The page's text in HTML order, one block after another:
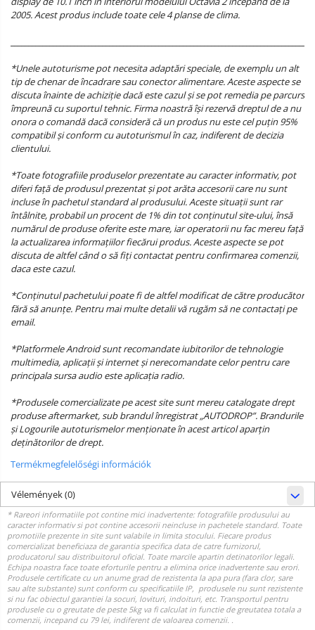
2005. Acest produs include toate cele 4 planse de clima.
*Unele autoturisme pot necesita adaptări speciale, de exemplu un alt
tip de chenar de încadrare sau conector alimentare. Aceste aspecte se
discuta înainte de achiziție dacă este cazul și se pot remedia pe parcurs
împreună cu suportul tehnic. Firma noastră își rezervă dreptul de a nu
onora o comandă dacă consideră că un produs nu este cel puțin 95%
compatibil și conform cu autoturismul în caz, indiferent de decizia
clientului.
*Toate fotografiile produselor prezentate au caracter informativ, pot
diferi față de produsul prezentat și pot arăta accesorii care nu sunt
incluse în pachetul standard al produsului. Aceste situații sunt rar
întâlnite, probabil un procent de 1% din tot conținutul site-ului, însă
numărul de produse oferite este mare, iar operatorii nu fac mereu față
la actualizarea informațiilor fiecărui produs. Aceste aspecte se pot
discuta de altfel când o să fiți contactat pentru confirmarea comenzii,
daca este cazul.
*Conținutul pachetului poate fi de altfel modificat de către producător
fără să anunțe. Pentru mai multe detalii vă rugăm să ne contactați pe
email.
*Platformele Android sunt recomandate iubitorilor de tehnologie
multimedia, aplicații și internet și nerecomandate celor pentru care
principala sursa audio este aplicația radio.
*Produsele comercializate pe acest site sunt mereu catalogate drept
produse aftermarket, sub brandul înregistrat „AUTODROP”. Brandurile
și Logourile autoturismelor menționate în acest articol aparțin
deținătorilor de drept.
Termékmegfelelőségi információk
Vélemények(0)